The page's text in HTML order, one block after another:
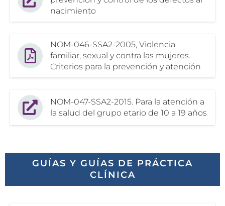
nacimiento
NOM-046-SSA2-2005, Violencia
familiar, sexual y contra las mujeres.
Criterios para la prevención y atención
NOM-047-SSA2-2015. Para la atención a
la salud del grupo etario de 10 a 19 años
GUÍAS Y GUÍAS DE PRÁCTICA
CLÍNICA